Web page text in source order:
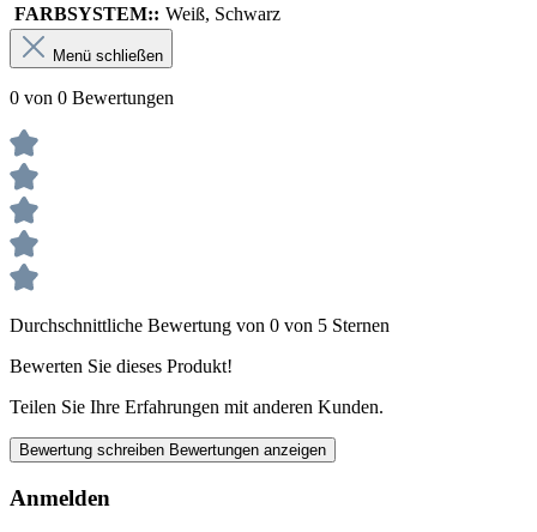
FARBSYSTEM:: Weiß, Schwarz
Menü schließen
0 von 0 Bewertungen
Durchschnittliche Bewertung von 0 von 5 Sternen
Bewerten Sie dieses Produkt!
Teilen Sie Ihre Erfahrungen mit anderen Kunden.
Bewertung schreiben Bewertungen anzeigen
Anmelden